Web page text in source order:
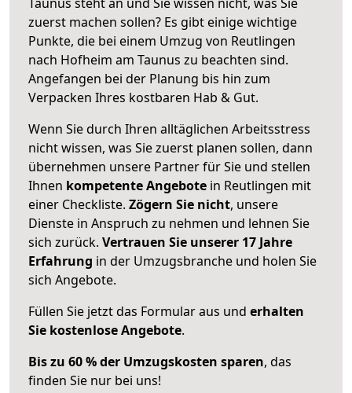
zuerst machen sollen? Es gibt einige wichtige
Punkte, die bei einem Umzug von Reutlingen
nach Hofheim am Taunus zu beachten sind.
Angefangen bei der Planung bis hin zum
Verpacken Ihres kostbaren Hab & Gut.
Wenn Sie durch Ihren alltäglichen Arbeitsstress
nicht wissen, was Sie zuerst planen sollen, dann
übernehmen unsere Partner für Sie und stellen
Ihnen kompetente Angebote in Reutlingen mit
einer Checkliste. Zögern Sie nicht, unsere
Dienste in Anspruch zu nehmen und lehnen Sie
sich zurück. Vertrauen Sie unserer 17 Jahre
Erfahrung in der Umzugsbranche und holen Sie
sich Angebote.
Füllen Sie jetzt das Formular aus und erhalten
Sie kostenlose Angebote.
Bis zu 60 % der Umzugskosten sparen, das
finden Sie nur bei uns!